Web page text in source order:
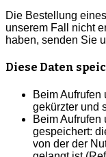
Die Bestellung
unserem Fall nicht
haben, senden Sie
Diese Daten
Beim Aufrufen
gekürzter und
Beim
gespeichert:
von der der